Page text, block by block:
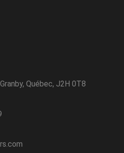
Québec, J2H 0T8